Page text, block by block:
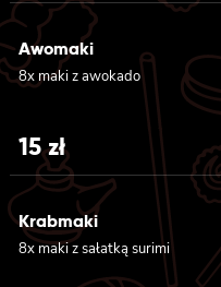
Awomaki
8x maki z awokado
15zł
Krabmaki
8x maki z sałatką surimi